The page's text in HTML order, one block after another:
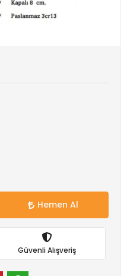
Hemen Al
Güvenli Alışveriş